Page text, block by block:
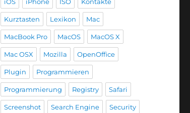
Kurztasten Lexikon Mac
MacBook Pro MacOS MacOS X
Mac OSX Mozilla OpenOffice
Plugin Programmieren
Programmierung Registry Safari
Screenshot Search Engine Security